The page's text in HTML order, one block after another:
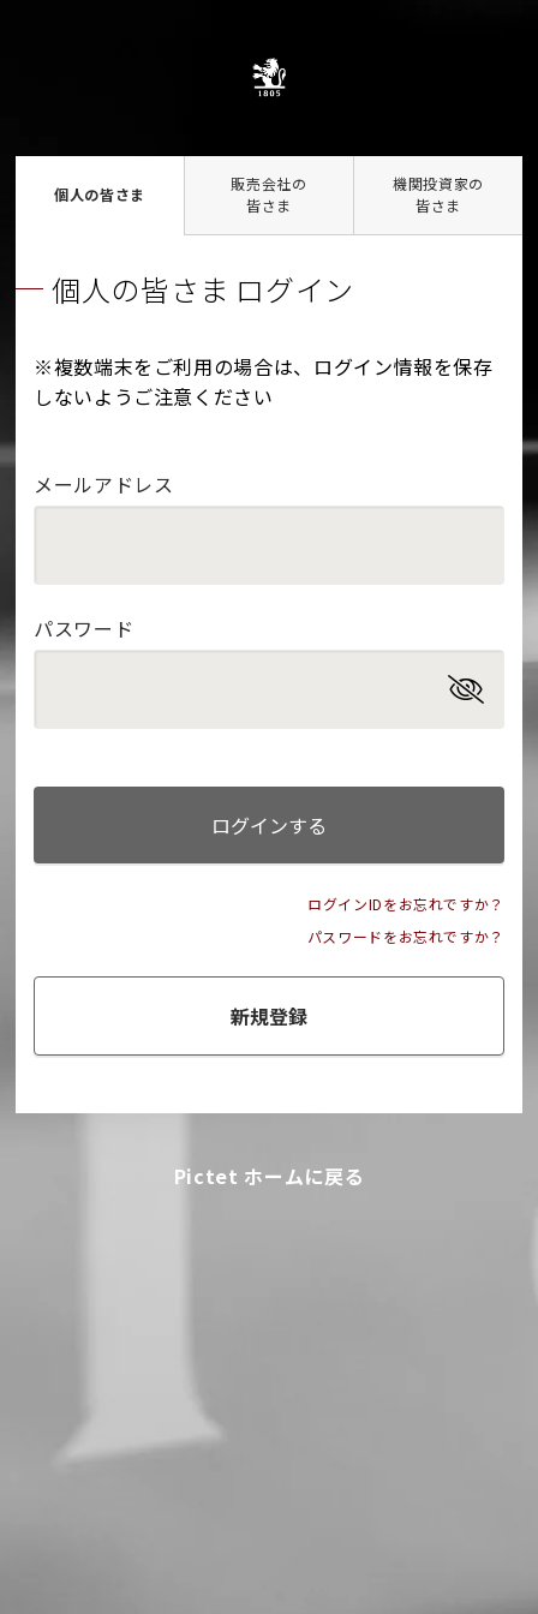
個人の皆さま
販売会社の
皆さま
機関投資家の
皆さま
個人の皆さま ログイン
※複数端末をご利用の場合は、ログイン情報を保存
しないようご注意ください
メールアドレス
パスワード
ログインする
ログインIDをお忘れですか？
パスワードをお忘れですか？
新規登録
Pictet ホームに戻る